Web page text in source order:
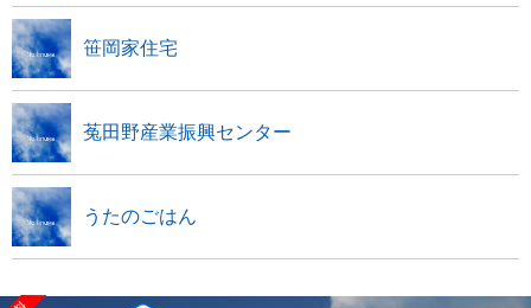
笹岡家住宅
菟田野産業振興センター
うたのごはん